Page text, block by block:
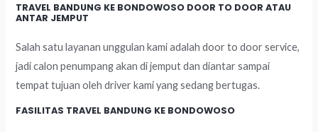
TRAVEL BANDUNG KE BONDOWOSO DOOR TO DOOR ATAU
ANTAR JEMPUT
Salah satu layanan unggulan kami adalah door to door service,
jadi calon penumpang akan di jemput dan diantar sampai
tempat tujuan oleh driver kami yang sedang bertugas.
FASILITAS TRAVEL BANDUNG KE BONDOWOSO